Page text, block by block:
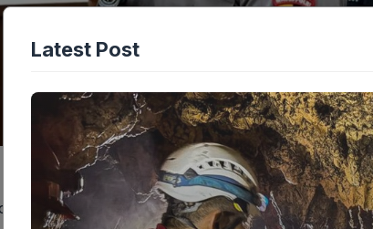
kendaraan taktis (rantis) yang melindas Affan,
Latest Post